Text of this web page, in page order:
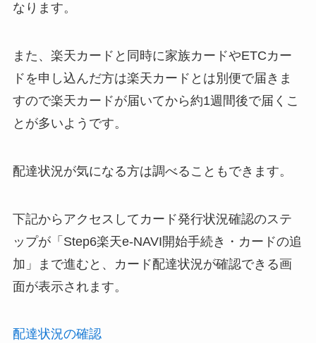
なります。
また、楽天カードと同時に家族カードやETCカー
ドを申し込んだ方は楽天カードとは別便で届きま
すので楽天カードが届いてから約1週間後で届くこ
とが多いようです。
配達状況が気になる方は調べることもできます。
下記からアクセスしてカード発行状況確認のステ
ップが「Step6楽天e-NAVI開始手続き・カードの追
加」まで進むと、カード配達状況が確認できる画
面が表示されます。
配達状況の確認